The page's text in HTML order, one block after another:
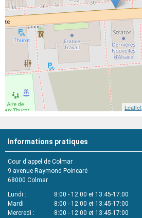
Leaflet
Informations pratiques
Cour d'appel de Colmar
9 avenue Raymond Poincaré
68000 Colmar
Lundi
8:00 - 12:00 et 13:45-17:00
Mardi
8:00 - 12:00 et 13:45-17:00
Mercredi
8:00 - 12:00 et 13:45-17:00